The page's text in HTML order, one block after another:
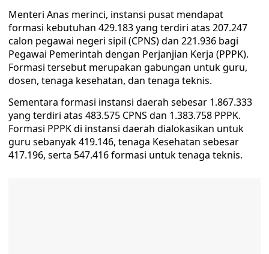
Menteri Anas merinci, instansi pusat mendapat
formasi kebutuhan 429.183 yang terdiri atas 207.247
calon pegawai negeri sipil (CPNS) dan 221.936 bagi
Pegawai Pemerintah dengan Perjanjian Kerja (PPPK).
Formasi tersebut merupakan gabungan untuk guru,
dosen, tenaga kesehatan, dan tenaga teknis.
Sementara formasi instansi daerah sebesar 1.867.333
yang terdiri atas 483.575 CPNS dan 1.383.758 PPPK.
Formasi PPPK di instansi daerah dialokasikan untuk
guru sebanyak 419.146, tenaga Kesehatan sebesar
417.196, serta 547.416 formasi untuk tenaga teknis.